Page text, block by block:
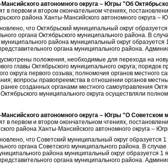
автономного округа – Югры "Об
в первом и втором окончательном чтениях,
района Ханты-Мансийского автономного округа –
что Октябрьский муниципальный округ
органа Октябрьского муниципального района. В
муниципального района муниципальный округ
органа муниципального района.
положения, необходимые для перехода на
главы Октябрьского муниципального округа;
округа первого созыва; полномочия органов местного
вопросы правопреемства в отношении органов
созданных органами местного самоуправления
муниципального округа осуществляли
автономного округа – Югры "О Советском
в первом и втором окончательном чтениях,
района Ханты-Мансийского автономного округа –
что Советский муниципальный округ образуется
органа Советского муниципального района. В
района муниципальный округ образуется
органа муниципального района.